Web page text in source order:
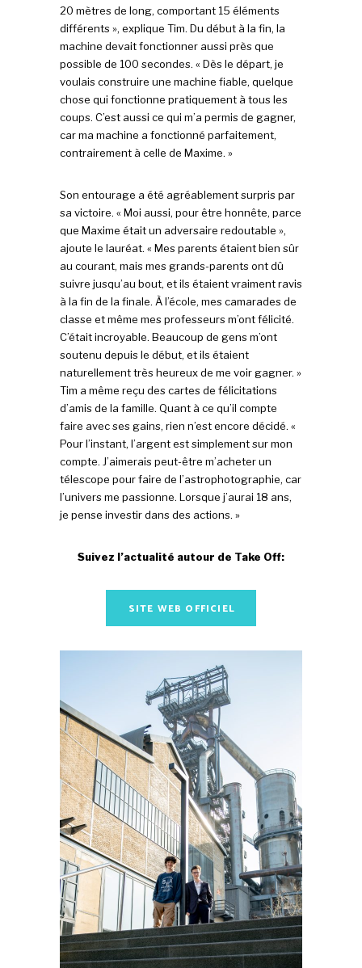
20 mètres de long, comportant 15 éléments
différents », explique Tim. Du début à la fin, la
machine devait fonctionner aussi près que
possible de 100 secondes. « Dès le départ, je
voulais construire une machine fiable, quelque
chose qui fonctionne pratiquement à tous les
coups. C’est aussi ce qui m’a permis de gagner,
car ma machine a fonctionné parfaitement,
contrairement à celle de Maxime. »
Son entourage a été agréablement surpris par
sa victoire. « Moi aussi, pour être honnête, parce
que Maxime était un adversaire redoutable »,
ajoute le lauréat. « Mes parents étaient bien sûr
au courant, mais mes grands-parents ont dû
suivre jusqu’au bout, et ils étaient vraiment ravis
à la fin de la finale. À l’école, mes camarades de
classe et même mes professeurs m’ont félicité.
C’était incroyable. Beaucoup de gens m’ont
soutenu depuis le début, et ils étaient
naturellement très heureux de me voir gagner. »
Tim a même reçu des cartes de félicitations
d’amis de la famille. Quant à ce qu’il compte
faire avec ses gains, rien n’est encore décidé. «
Pour l’instant, l’argent est simplement sur mon
compte. J’aimerais peut-être m’acheter un
télescope pour faire de l’astrophotographie, car
l’univers me passionne. Lorsque j’aurai 18 ans,
je pense investir dans des actions. »
Suivez l’actualité autour de Take Off:
SITE WEB OFFICIEL